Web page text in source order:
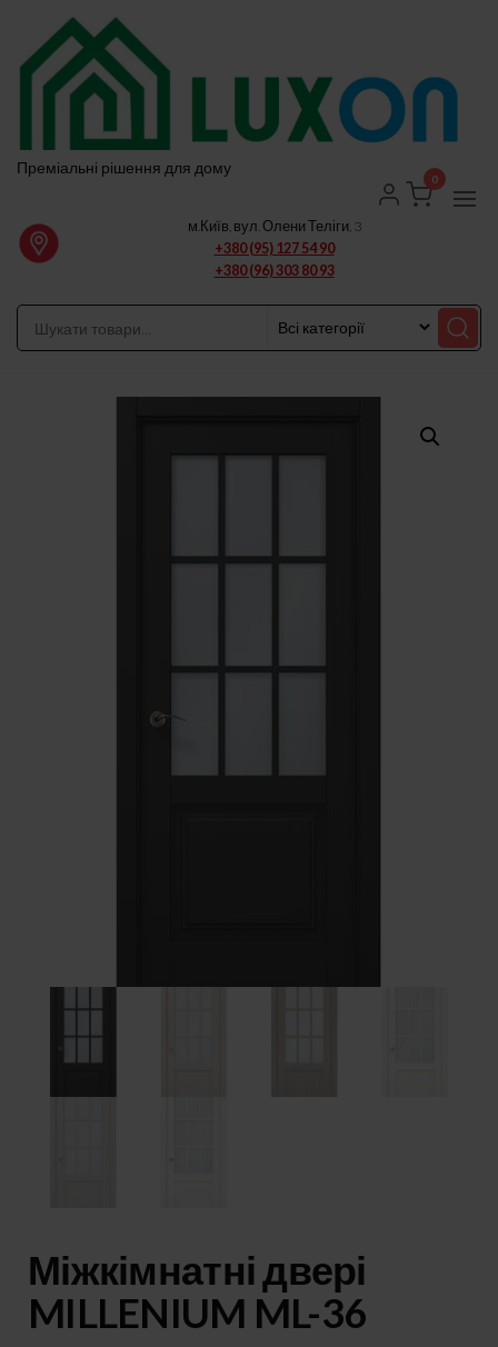
Перейти
вмісту
Преміальні рішення для дому
м.Київ, вул. Олени Теліги, 3
+380 (95) 127 54 90
+380 (96) 303 80 93
0
Міжкімнатні двері
MILLENIUM ML-36